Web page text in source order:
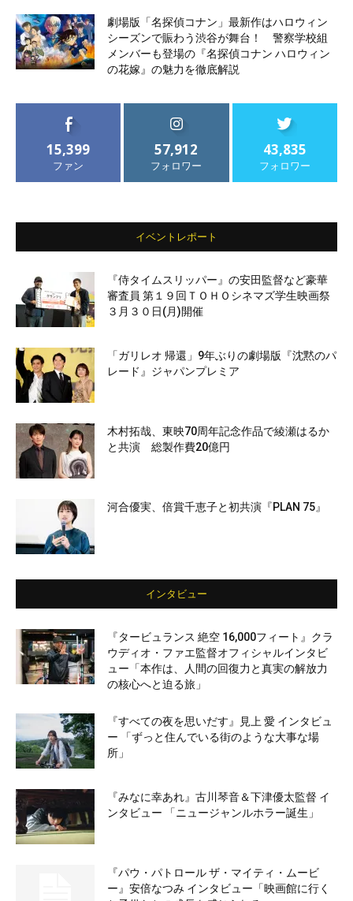
劇場版「名探偵コナン」最新作はハロウィン
シーズンで賑わう渋谷が舞台！ 警察学校組
メンバーも登場の『名探偵コナン ハロウィン
の花嫁』の魅力を徹底解説
15,399
ファン
57,912
フォロワー
43,835
フォロワー
イベントレポート
『侍タイムスリッパー』の安田監督など豪華
審査員 第１９回ＴＯＨＯシネマズ学生映画祭
３月３０日(月)開催
「ガリレオ 帰還」9年ぶりの劇場版『沈黙のパ
レード』ジャパンプレミア
木村拓哉、東映70周年記念作品で綾瀬はるか
と共演 総製作費20億円
河合優実、倍賞千恵子と初共演『PLAN 75』
インタビュー
『タービュランス 絶空 16,000フィート』クラ
ウディオ・ファエ監督オフィシャルインタビ
ュー「本作は、人間の回復力と真実の解放力
の核心へと迫る旅」
『すべての夜を思いだす』見上 愛 インタビュ
ー 「ずっと住んでいる街のような大事な場
所」
『みなに幸あれ』古川琴音＆下津優太監督 イ
ンタビュー 「ニュージャンルホラー誕生」
『パウ・パトロール ザ・マイティ・ムービ
ー』安倍なつみ インタビュー「映画館に行く